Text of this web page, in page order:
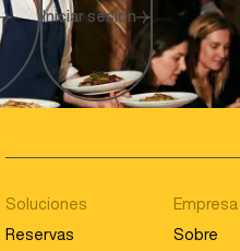
Iniciar sesión
Soluciones
Reservas
Empresa
Sobre